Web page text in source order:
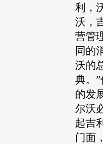
利 ，
沃 ，
营管
同的
沃的
典。
的发
尔沃
起吉
门面